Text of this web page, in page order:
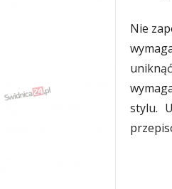
Nie
stylu.